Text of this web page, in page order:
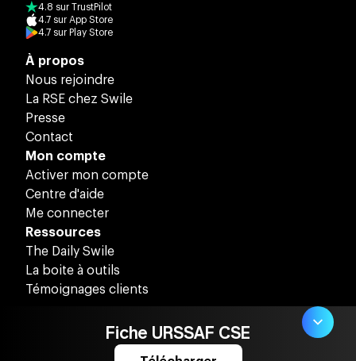
Fiche URSSAF CSE
4.8 sur TrustPilot
4.7 sur App Store
4.7 sur Play Store
À propos
Nous rejoindre
La RSE chez Swile
Presse
Contact
Mon compte
Activer mon compte
Centre d'aide
Me connecter
Ressources
The Daily Swile
La boite à outils
Témoignages clients